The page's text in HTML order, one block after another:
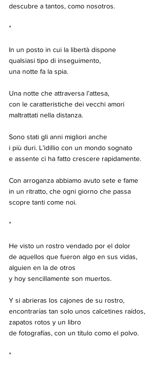
descubre a tantos, como nosotros.
*
In un posto in cui la libertà dispone
qualsiasi tipo di inseguimento,
una notte fa la spia.
Una notte che attraversa l’attesa,
con le caratteristiche dei vecchi amori
maltrattati nella distanza.
Sono stati gli anni migliori anche
i più duri. L’idillio con un mondo sognato
e assente ci ha fatto crescere rapidamente.
Con arroganza abbiamo avuto sete e fame
in un ritratto, che ogni giorno che passa
scopre tanti come noi.
*
He visto un rostro vendado por el dolor
de aquellos que fueron algo en sus vidas,
alguien en la de otros
y hoy sencillamente son muertos.
Y si abrieras los cajones de su rostro,
encontrarías tan solo unos calcetines raídos,
zapatos rotos y un libro
de fotografías, con un título como el polvo.
*